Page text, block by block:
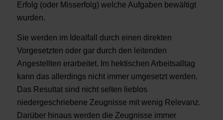
Erfolg (oder Misserfolg) welche Aufgaben bewältigt
wurden.
Sie werden im Idealfall durch einen direkten
Vorgesetzten oder gar durch den leitenden
Angestellten erarbeitet. Im hektischen Arbeitsalltag
kann das allerdings nicht immer umgesetzt werden.
Das Resultat sind nicht selten lieblos
niedergeschriebene Zeugnisse mit wenig Relevanz.
Darüber hinaus werden die Zeugnisse immer